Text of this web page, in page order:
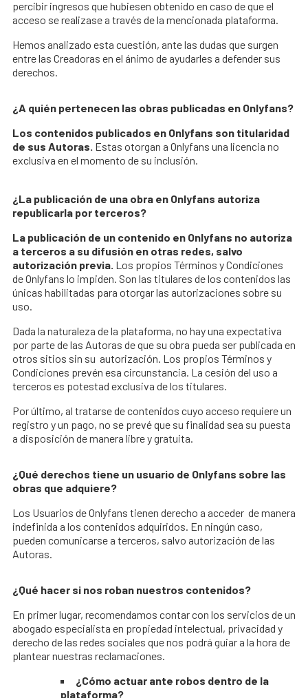
percibir ingresos que hubiesen obtenido en caso de que el
acceso se realizase a través de la mencionada plataforma.
Hemos analizado esta cuestión, ante las dudas que surgen
entre las Creadoras en el ánimo de ayudarles a defender sus
derechos.
¿A quién pertenecen las obras publicadas en Onlyfans?
Los contenidos publicados en Onlyfans son titularidad
de sus Autoras. Estas otorgan a Onlyfans una licencia no
exclusiva en el momento de su inclusión.
¿La publicación de una obra en Onlyfans autoriza
republicarla por terceros?
La publicación de un contenido en Onlyfans no autoriza
a terceros a su difusión en otras redes, salvo
autorización previa. Los propios Términos y Condiciones
de Onlyfans lo impiden. Son las titulares de los contenidos las
únicas habilitadas para otorgar las autorizaciones sobre su
uso.
Dada la naturaleza de la plataforma, no hay una expectativa
por parte de las Autoras de que su obra pueda ser publicada en
otros sitios sin su autorización. Los propios Términos y
Condiciones prevén esa circunstancia. La cesión del uso a
terceros es potestad exclusiva de los titulares.
Por último, al tratarse de contenidos cuyo acceso requiere un
registro y un pago, no se prevé que su finalidad sea su puesta
a disposición de manera libre y gratuita.
¿Qué derechos tiene un usuario de Onlyfans sobre las
obras que adquiere?
Los Usuarios de Onlyfans tienen derecho a acceder de manera
indefinida a los contenidos adquiridos. En ningún caso,
pueden comunicarse a terceros, salvo autorización de las
Autoras.
¿Qué hacer si nos roban nuestros contenidos?
En primer lugar, recomendamos contar con los servicios de un
abogado especialista en propiedad intelectual, privacidad y
derecho de las redes sociales que nos podrá guiar a la hora de
plantear nuestras reclamaciones.
¿Cómo actuar ante robos dentro de la
plataforma?